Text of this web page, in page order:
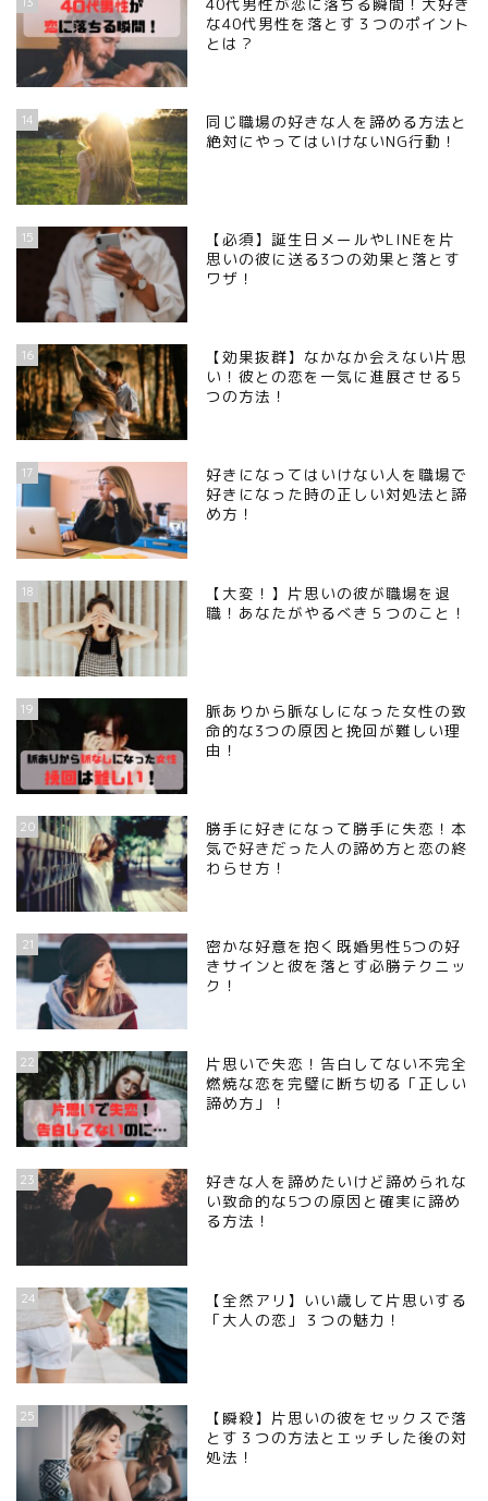
な40代男性を落とす３つのポイント
とは？
14
同じ職場の好きな人を諦める方法と
絶対にやってはいけないNG行動！
15
【必須】誕生日メールやLINEを片
思いの彼に送る3つの効果と落とす
ワザ！
16
【効果抜群】なかなか会えない片思
い！彼との恋を一気に進展させる5
つの方法！
17
好きになってはいけない人を職場で
好きになった時の正しい対処法と諦
め方！
18
【大変！】片思いの彼が職場を退
職！あなたがやるべき５つのこと！
19
脈ありから脈なしになった女性の致
命的な3つの原因と挽回が難しい理
由！
20
勝手に好きになって勝手に失恋！本
気で好きだった人の諦め方と恋の終
わらせ方！
21
密かな好意を抱く既婚男性5つの好
きサインと彼を落とす必勝テクニッ
ク！
22
片思いで失恋！告白してない不完全
燃焼な恋を完璧に断ち切る「正しい
諦め方」！
23
好きな人を諦めたいけど諦められな
い致命的な5つの原因と確実に諦め
る方法！
24
【全然アリ】いい歳して片思いする
「大人の恋」３つの魅力！
25
【瞬殺】片思いの彼をセックスで落
とす３つの方法とエッチした後の対
処法！